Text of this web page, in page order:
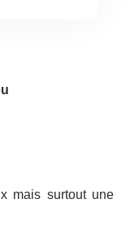
mais surtout une